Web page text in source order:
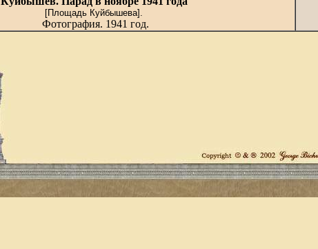
[Площадь Куйбышева].
Фотография. 1941 год.